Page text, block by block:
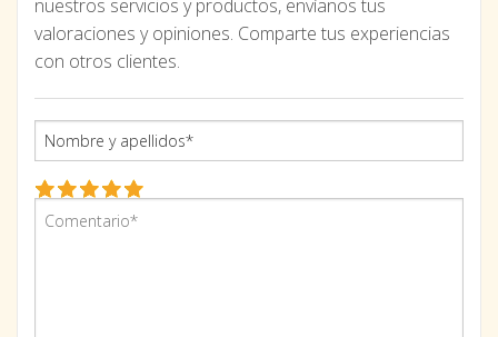
nuestros servicios y productos, envíanos tus
valoraciones y opiniones. Comparte tus experiencias
con otros clientes.